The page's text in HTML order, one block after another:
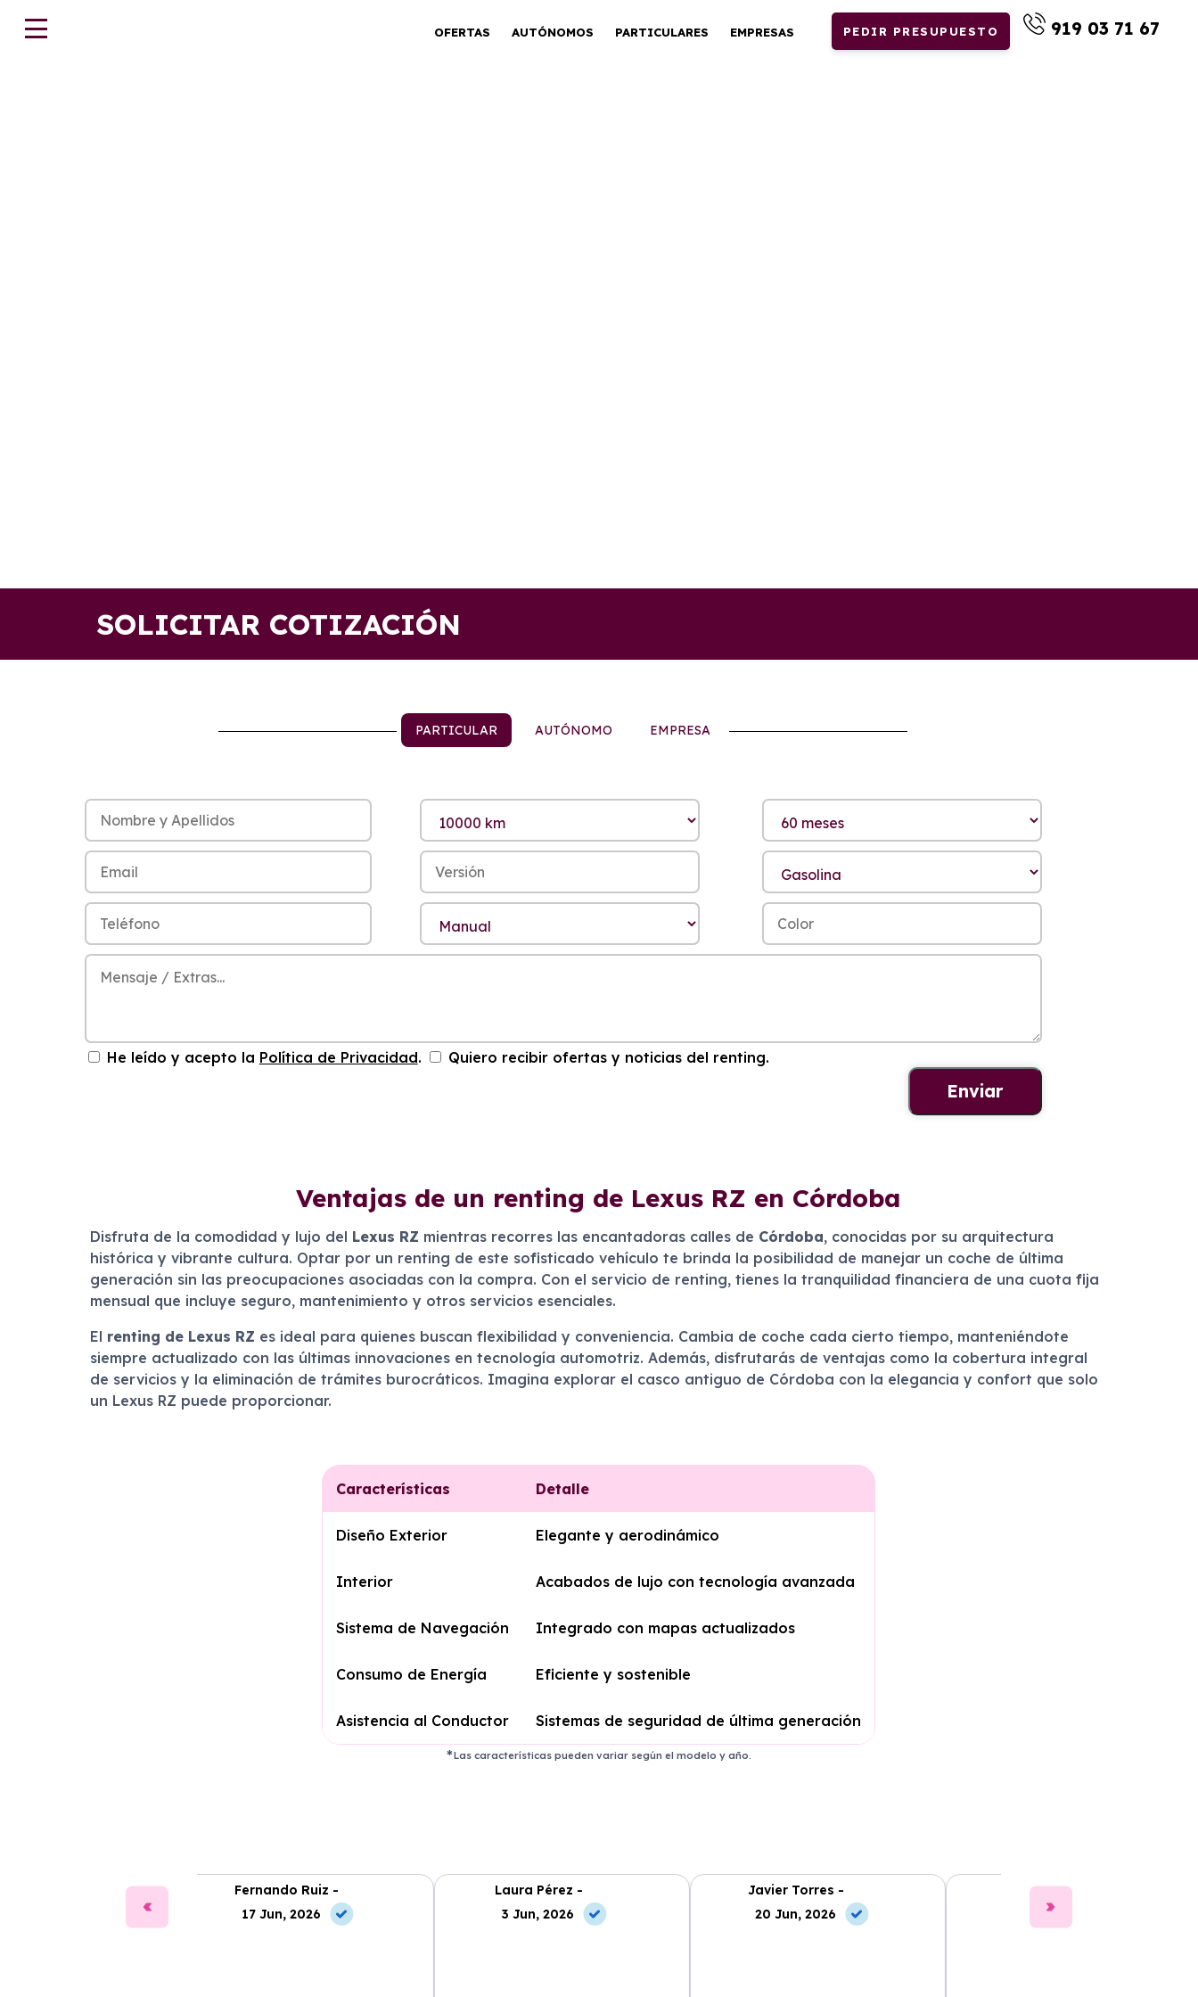
OFERTAS AUTÓNOMOS PARTICULARES EMPRESAS PEDIR PRESUPUESTO 919 03 71 67
SOLICITAR COTIZACIÓN
PARTICULAR AUTÓNOMO EMPRESA
He leído y acepto la Política de Privacidad. Quiero recibir ofertas y noticias del renting.
Ventajas de un renting de Lexus RZ en Córdoba
Disfruta de la comodidad y lujo del Lexus RZ mientras recorres las encantadoras calles de Córdoba, conocidas por su arquitectura
histórica y vibrante cultura. Optar por un renting de este sofisticado vehículo te brinda la posibilidad de manejar un coche de última
generación sin las preocupaciones asociadas con la compra. Con el servicio de renting, tienes la tranquilidad financiera de una cuota fija
mensual que incluye seguro, mantenimiento y otros servicios esenciales.
El renting de Lexus RZ es ideal para quienes buscan flexibilidad y conveniencia. Cambia de coche cada cierto tiempo, manteniéndote
siempre actualizado con las últimas innovaciones en tecnología automotriz. Además, disfrutarás de ventajas como la cobertura integral
de servicios y la eliminación de trámites burocráticos. Imagina explorar el casco antiguo de Córdoba con la elegancia y confort que solo
un Lexus RZ puede proporcionar.
Características Detalle
Diseño Exterior Elegante y aerodinámico
Interior Acabados de lujo con tecnología avanzada
Sistema de Navegación Integrado con mapas actualizados
Consumo de Energía Eficiente y sostenible
Asistencia al Conductor Sistemas de seguridad de última generación
Las características pueden variar según el modelo y año.
Fernando Ruiz -
17 Jun, 2026
Laura Pérez -
3 Jun, 2026
Javier Torres -
20 Jun, 2026
Clara Gómez -
10 Jul, 2026